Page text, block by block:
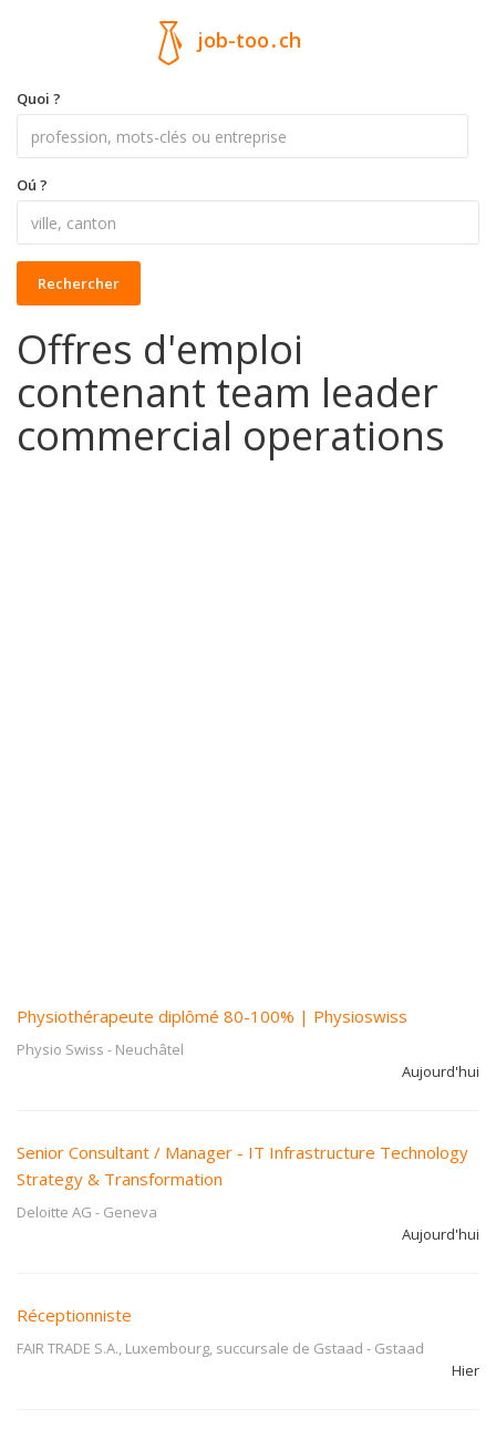
job-too.ch
Quoi ?
Oú ?
Rechercher
Offres d'emploi
contenant team leader
commercial operations
Physiothérapeute diplômé 80-100% | Physioswiss
Physio Swiss - Neuchâtel
Aujourd'hui
Senior Consultant / Manager - IT Infrastructure Technology
Strategy & Transformation
Deloitte AG - Geneva
Aujourd'hui
Réceptionniste
FAIR TRADE S.A., Luxembourg, succursale de Gstaad - Gstaad
Hier